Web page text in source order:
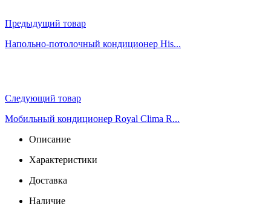
Предыдущий товар
Напольно-потолочный кондиционер His...
Следующий товар
Мобильный кондиционер Royal Clima R...
Описание
Характеристики
Доставка
Наличие